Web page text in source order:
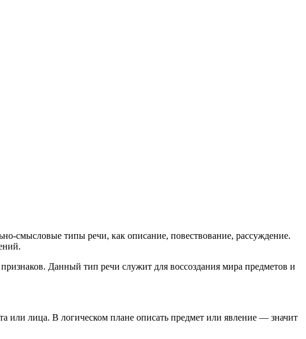
смысловые типы речи, как описание, повествование, рассуждение.
Данный тип речи служит для воссоздания мира предметов и
или лица. В логическом плане описать предмет или явление — значит